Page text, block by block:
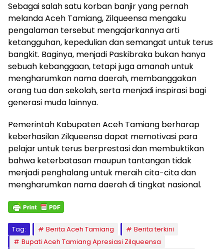
Sebagai salah satu korban banjir yang pernah
melanda Aceh Tamiang, Zilqueensa mengaku
pengalaman tersebut mengajarkannya arti
ketangguhan, kepedulian dan semangat untuk terus
bangkit. Baginya, menjadi Paskibraka bukan hanya
sebuah kebanggaan, tetapi juga amanah untuk
mengharumkan nama daerah, membanggakan
orang tua dan sekolah, serta menjadi inspirasi bagi
generasi muda lainnya.
Pemerintah Kabupaten Aceh Tamiang berharap
keberhasilan Zilqueensa dapat memotivasi para
pelajar untuk terus berprestasi dan membuktikan
bahwa keterbatasan maupun tantangan tidak
menjadi penghalang untuk meraih cita-cita dan
mengharumkan nama daerah di tingkat nasional.
Tag: Berita Aceh Tamiang
Berita terkini
Bupati Aceh Tamiang Apresiasi Zilqueensa